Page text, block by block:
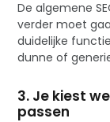
De algemene
verder moet
duidelijke
dunne of
3. Je kiest
passen